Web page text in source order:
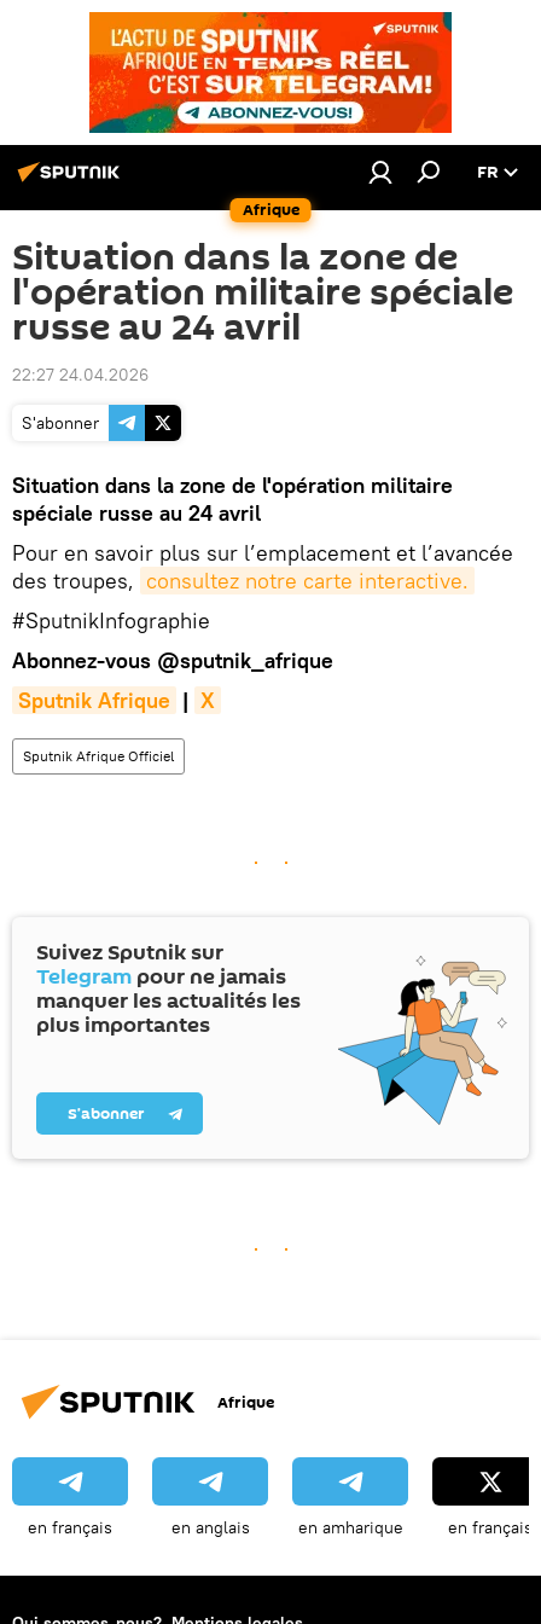
Afrique
FR
Situation dans la zone de
l'opération militaire spéciale
russe au 24 avril
22:27 24.04.2026
S'abonner
Situation dans la zone de l'opération militaire
spéciale russe au 24 avril
Pour en savoir plus sur l’emplacement et l’avancée
des troupes, consultez notre carte interactive.
#SputnikInfographie
Abonnez-vous @sputnik_afrique
Sputnik Afrique | X
Sputnik Afrique Officiel
Suivez Sputnik sur
Telegram pour ne jamais
manquer les actualités les
plus importantes
S’abonner
Afrique
en français en anglais en amharique en français